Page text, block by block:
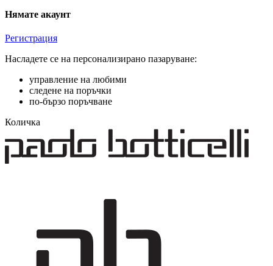
Нямате акаунт
Регистрация
Насладете се на персонализирано пазаруване:
управление на любими
следене на поръчки
по-бързо поръчване
Количка